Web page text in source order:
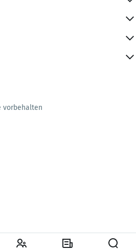
vorbehalten